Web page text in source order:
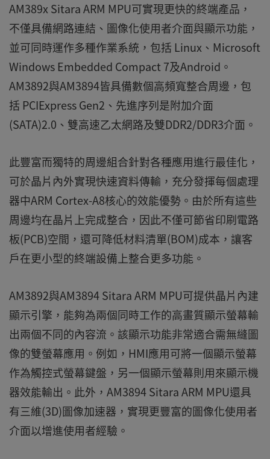
AM389x Sitara ARM MPU可實現更快的終端產品，
不僅具備網路連結、圖像化使用者介面與顯示功能，
並可同時運作多種作業系統，包括 Linux、Microsoft
Windows Embedded Compact 7及Android。
AM3892與AM3894皆具備數個高頻寬整合周邊，包
括 PCIExpress Gen2、先進序列是附加介面
(SATA)2.0、雙高速乙太網路及雙DDR2/DDR3介面。
此豐富而獨特的周邊組合針對各種應用進行最佳化，
可於晶片內外實現快速資料傳輸，充分發揮每個處理
器中ARM Cortex-A8核心的效能優勢。由於所有這些
周邊均在晶片上完成整合，因此不僅可節省印刷電路
板(PCB)空間，還可降低材料清單(BOM)成本，讓客
戶在更小型的終端設備上整合更多功能。
AM3892與AM3894 Sitara ARM MPU可提供晶片內建
顯示引擎，能夠為兩個同時工作的高畫質顯示螢幕輸
出兩個不同的內容流。該顯示功能非常適合需無縫圖
像的雙螢幕應用。例如，HMI應用可將一個顯示螢幕
作為觸控式螢幕鍵盤，另一個顯示螢幕則用來顯示機
器效能輸出。此外，AM3894 Sitara ARM MPU還具
有三維(3D)圖像加速器，實現更豐富的圖像化使用者
介面以增進使用者經驗。